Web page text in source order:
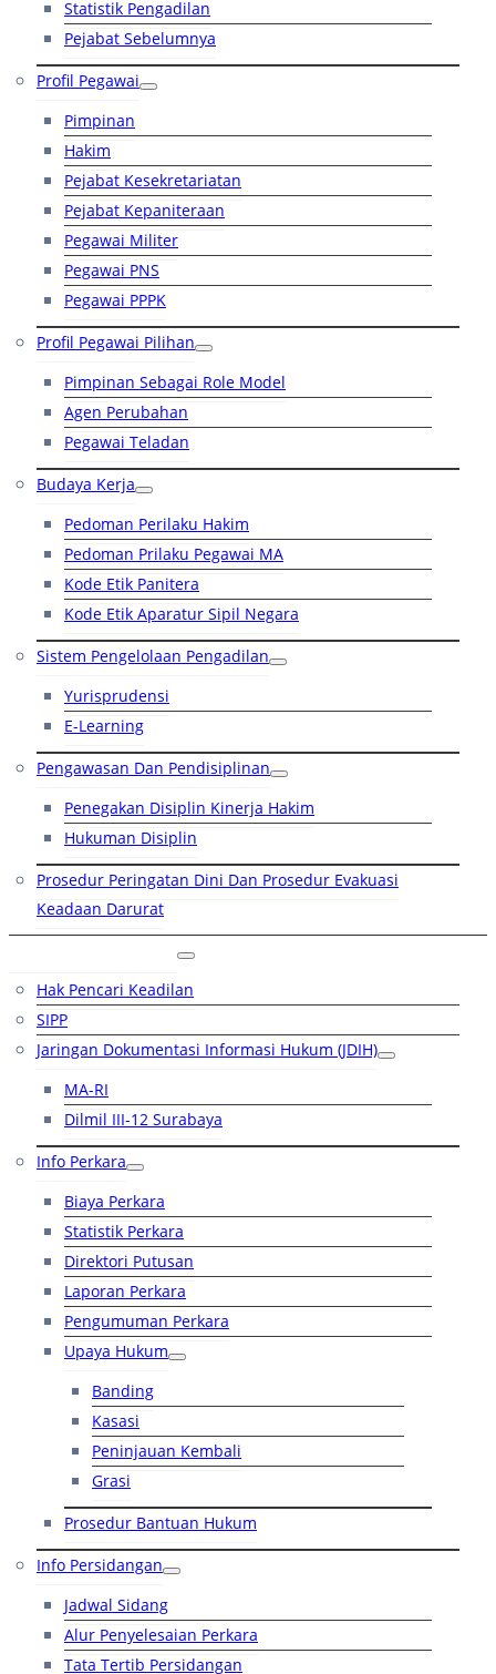
Statistik Pengadilan
Pejabat Sebelumnya
Profil Pegawai
Pimpinan
Hakim
Pejabat Kesekretariatan
Pejabat Kepaniteraan
Pegawai Militer
Pegawai PNS
Pegawai PPPK
Profil Pegawai Pilihan
Pimpinan Sebagai Role Model
Agen Perubahan
Pegawai Teladan
Budaya Kerja
Pedoman Perilaku Hakim
Pedoman Prilaku Pegawai MA
Kode Etik Panitera
Kode Etik Aparatur Sipil Negara
Sistem Pengelolaan Pengadilan
Yurisprudensi
E-Learning
Pengawasan Dan Pendisiplinan
Penegakan Disiplin Kinerja Hakim
Hukuman Disiplin
Prosedur Peringatan Dini Dan Prosedur Evakuasi
Keadaan Darurat
Hak Pencari Keadilan
SIPP
Jaringan Dokumentasi Informasi Hukum (JDIH)
MA-RI
Dilmil III-12 Surabaya
Info Perkara
Biaya Perkara
Statistik Perkara
Direktori Putusan
Laporan Perkara
Pengumuman Perkara
Upaya Hukum
Banding
Kasasi
Peninjauan Kembali
Grasi
Prosedur Bantuan Hukum
Info Persidangan
Jadwal Sidang
Alur Penyelesaian Perkara
Tata Tertib Persidangan